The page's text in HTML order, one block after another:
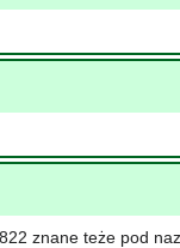
znane teże pod